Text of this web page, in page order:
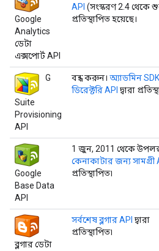
Google
Analytics
ডেটা
এক্সপোর্ট API
API (সংস্করণ 2.4 থেকে
প্রতিস্থাপিত হয়েছে।
G
Suite
Provisioning
API
বন্ধ করুন। অ্যাডমিন SDK
ডিরেক্টরি API দ্বারা
Google
Base Data
API
1 জুন, 2011 থেকে
কেনাকাটার জন্য সামগ্রী
প্রতিস্থাপিত৷
ব্লগার ডেটা
সর্বশেষ ব্লগার API দ্বারা
প্রতিস্থাপিত৷